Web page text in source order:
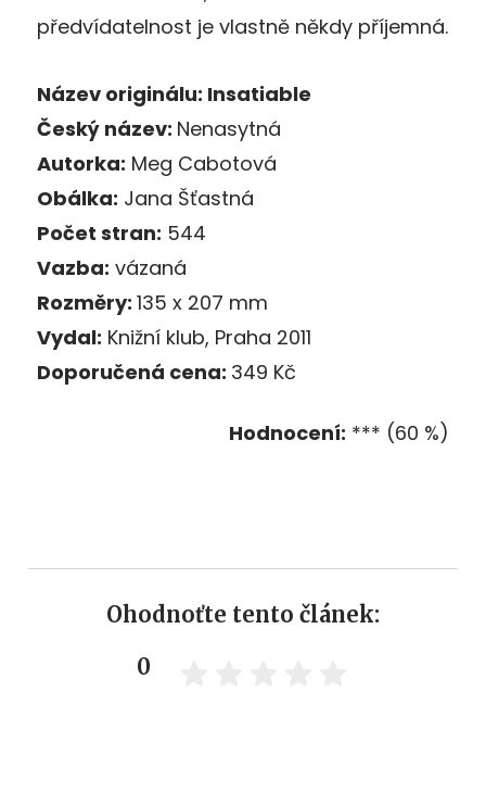
předvídatelnost je vlastně někdy příjemná.
Název originálu: Insatiable
Český název: Nenasytná
Autorka: Meg Cabotová
Obálka: Jana Šťastná
Počet stran: 544
Vazba: vázaná
Rozměry: 135 x 207 mm
Vydal: Knižní klub, Praha 2011
Doporučená cena: 349 Kč
Hodnocení: *** (60 %)
Ohodnoťte tento článek:
0